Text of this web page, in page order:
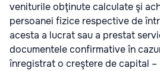
veniturile obţinute calculate şi
persoanei fizice respective de
acesta a lucrat sau a prestat
documentele confirmative în
înregistrat o creştere de capital –